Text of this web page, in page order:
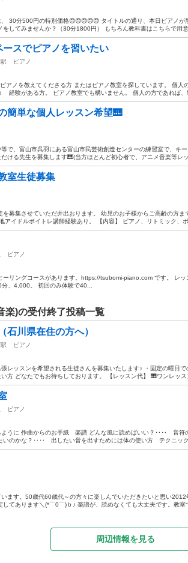
30分500円の特別価格😊😊😊😊😊 タイトルの通り、本日ピアノが
してみませんか？（30分1800円） もちろん教科書はこちらで用意
スでピアノを習いたい
ピアノ
アノを教えてくださる方 またはピアノ教室を探しています。 個人
経験がある方。 ピアノ教室でも構いません。 個人の方であれば、
簡単な個人レッスン希望🎹
で、富山市呉羽にある富山市民芸術創造センターの練習室で、キ
ける先生を募集します🎹(当方ほとんど初心者で、アニメ音楽等レ
室生徒募集
募集させていただ井出おります。 幼児のお子様からご高齢の方ま
アイドルボイトレ講師経験あり。 【内容】 ピアノ、リトミック、ボ
ピアノ
ーリングコースがあります。https://tsubomi-piano.com です。 レ
、4,000。 初回のみ体験で40...
楽)の受付終了投稿一覧
石川県在住の方へ）
ピアノ
レッスンを希望される生徒さんを募集いたします♪ ・固定の曜日
方 どなたでもお待ちしております。 【レッスン代】 🎹ワンレッス
ピアノ
ように 作曲からのお手紙 楽譜 どんな風に読めばいい？‥‥ 音符
いのかな？‥‥ 出したい音を出すためには体の使い方 テクニック
ます。50歳代60歳代～の方々に楽しんでいただきたいと思い2012
してあります＼(*⌒0⌒)ｂ♪ 楽譜が、読めなくても大丈夫です。教室
周辺情報を見る